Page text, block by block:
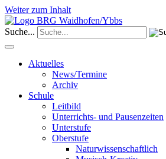
Weiter zum Inhalt
Suche...
Aktuelles
News/Termine
Archiv
Schule
Leitbild
Unterrichts- und Pausenzeiten
Unterstufe
Oberstufe
Naturwissenschaftlich